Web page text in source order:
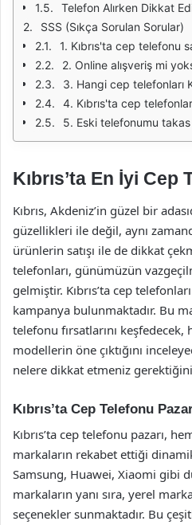
Telefon Alırken Dikkat
SSS (Sıkça Sorulan Sorular)
1. Kıbrıs'ta cep telefonu satın
2. Online alışveriş mi yoksa yerel
3. Hangi cep telefonları
4. Kıbrıs'ta cep telefonları için
5. Eski telefonumu takas
Kıbrıs’ta En İyi Cep
Kıbrıs, Akdeniz’in güzel bir
güzellikleri ile değil, aynı
ürünlerin satışı ile de dikkat
telefonları, günümüzün
gelmiştir. Kıbrıs’ta cep
kampanya bulunmaktadır. Bu
telefonu fırsatlarını keşfedecek,
modellerin öne çıktığını
nelere dikkat etmeniz gerektiğini
Kıbrıs’ta Cep Telefonu
Kıbrıs’ta cep telefonu pazarı,
markaların rekabet ettiği
Samsung, Huawei, Xiaomi gibi
markaların yanı sıra, yerel
seçenekler sunmaktadır. Bu